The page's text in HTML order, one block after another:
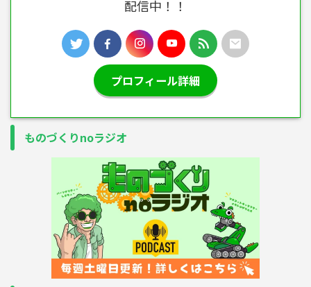
配信中！！
プロフィール詳細
ものづくりnoラジオ